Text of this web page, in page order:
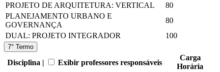
PROJETO DE ARQUITETURA: VERTICAL
80
PLANEJAMENTO URBANO E
GOVERNANÇA
80
DUAL: PROJETO INTEGRADOR
100
7° Termo
Disciplina | Exibir professores responsáveis
Carga
Horária